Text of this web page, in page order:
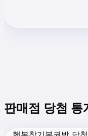
판매점 당첨 통